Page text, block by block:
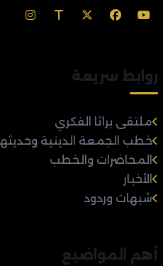
روابط سريعة
ملتقى براثا الفكري
خطب الجمعة الدينية
المحاضرات والخطب
الأخبار
شبهات وردود
أهم المواضيع